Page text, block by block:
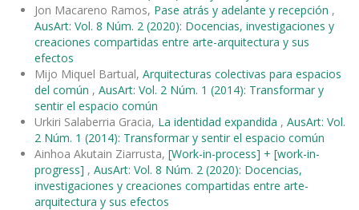
Jon Macareno Ramos, Pase atrás y adelante y recepción ,
AusArt: Vol. 8 Núm. 2 (2020): Docencias, investigaciones y
creaciones compartidas entre arte-arquitectura y sus
efectos
Mijo Miquel Bartual, Arquitecturas colectivas para espacios
del común , AusArt: Vol. 2 Núm. 1 (2014): Transformar y
sentir el espacio común
Urkiri Salaberria Gracia, La identidad expandida , AusArt: Vol.
2 Núm. 1 (2014): Transformar y sentir el espacio común
Ainhoa Akutain Ziarrusta, [Work-in-process] + [work-in-
progress] , AusArt: Vol. 8 Núm. 2 (2020): Docencias,
investigaciones y creaciones compartidas entre arte-
arquitectura y sus efectos